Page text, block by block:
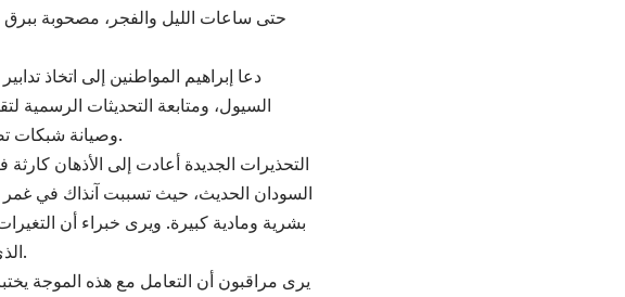
حتى ساعات الليل والفجر، مصحوبة ببرق
دعا إبراهيم المواطنين إلى اتخاذ
السيول، ومتابعة التحديثات الرسمية
وصيانة شبكات تصريف المياه، وتوفير مراكز إيواء مؤقتة تحسباً لأي طارئ محتمل.
السودان الحديث، حيث تسببت آنذاك في
بشرية ومادية كبيرة. ويرى خبراء أن
الذي يستدعي يقظة غير مسبوقة على المستويين الشعبي والرسمي.
يرى مراقبون أن التعامل مع هذه الموجة